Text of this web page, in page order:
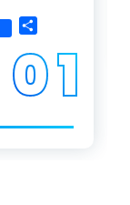
Share
0 1